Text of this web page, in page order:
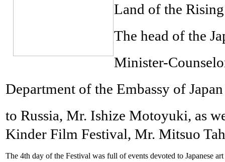
Land of the
The head of the
Minister-
Department of the Embassy of Japan
to Russia, Mr. Ishize Motoyuki, as
Kinder Film Festival, Mr. Mitsuo
The 4th day of the Festival was full of events devoted to Japanese